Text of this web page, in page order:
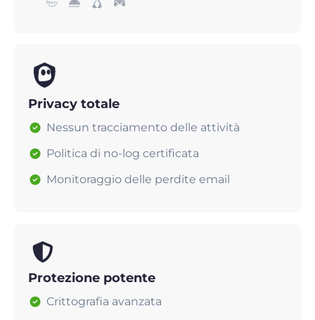
Privacy totale
Nessun tracciamento delle attività
Politica di no-log certificata
Monitoraggio delle perdite email
Protezione potente
Crittografia avanzata